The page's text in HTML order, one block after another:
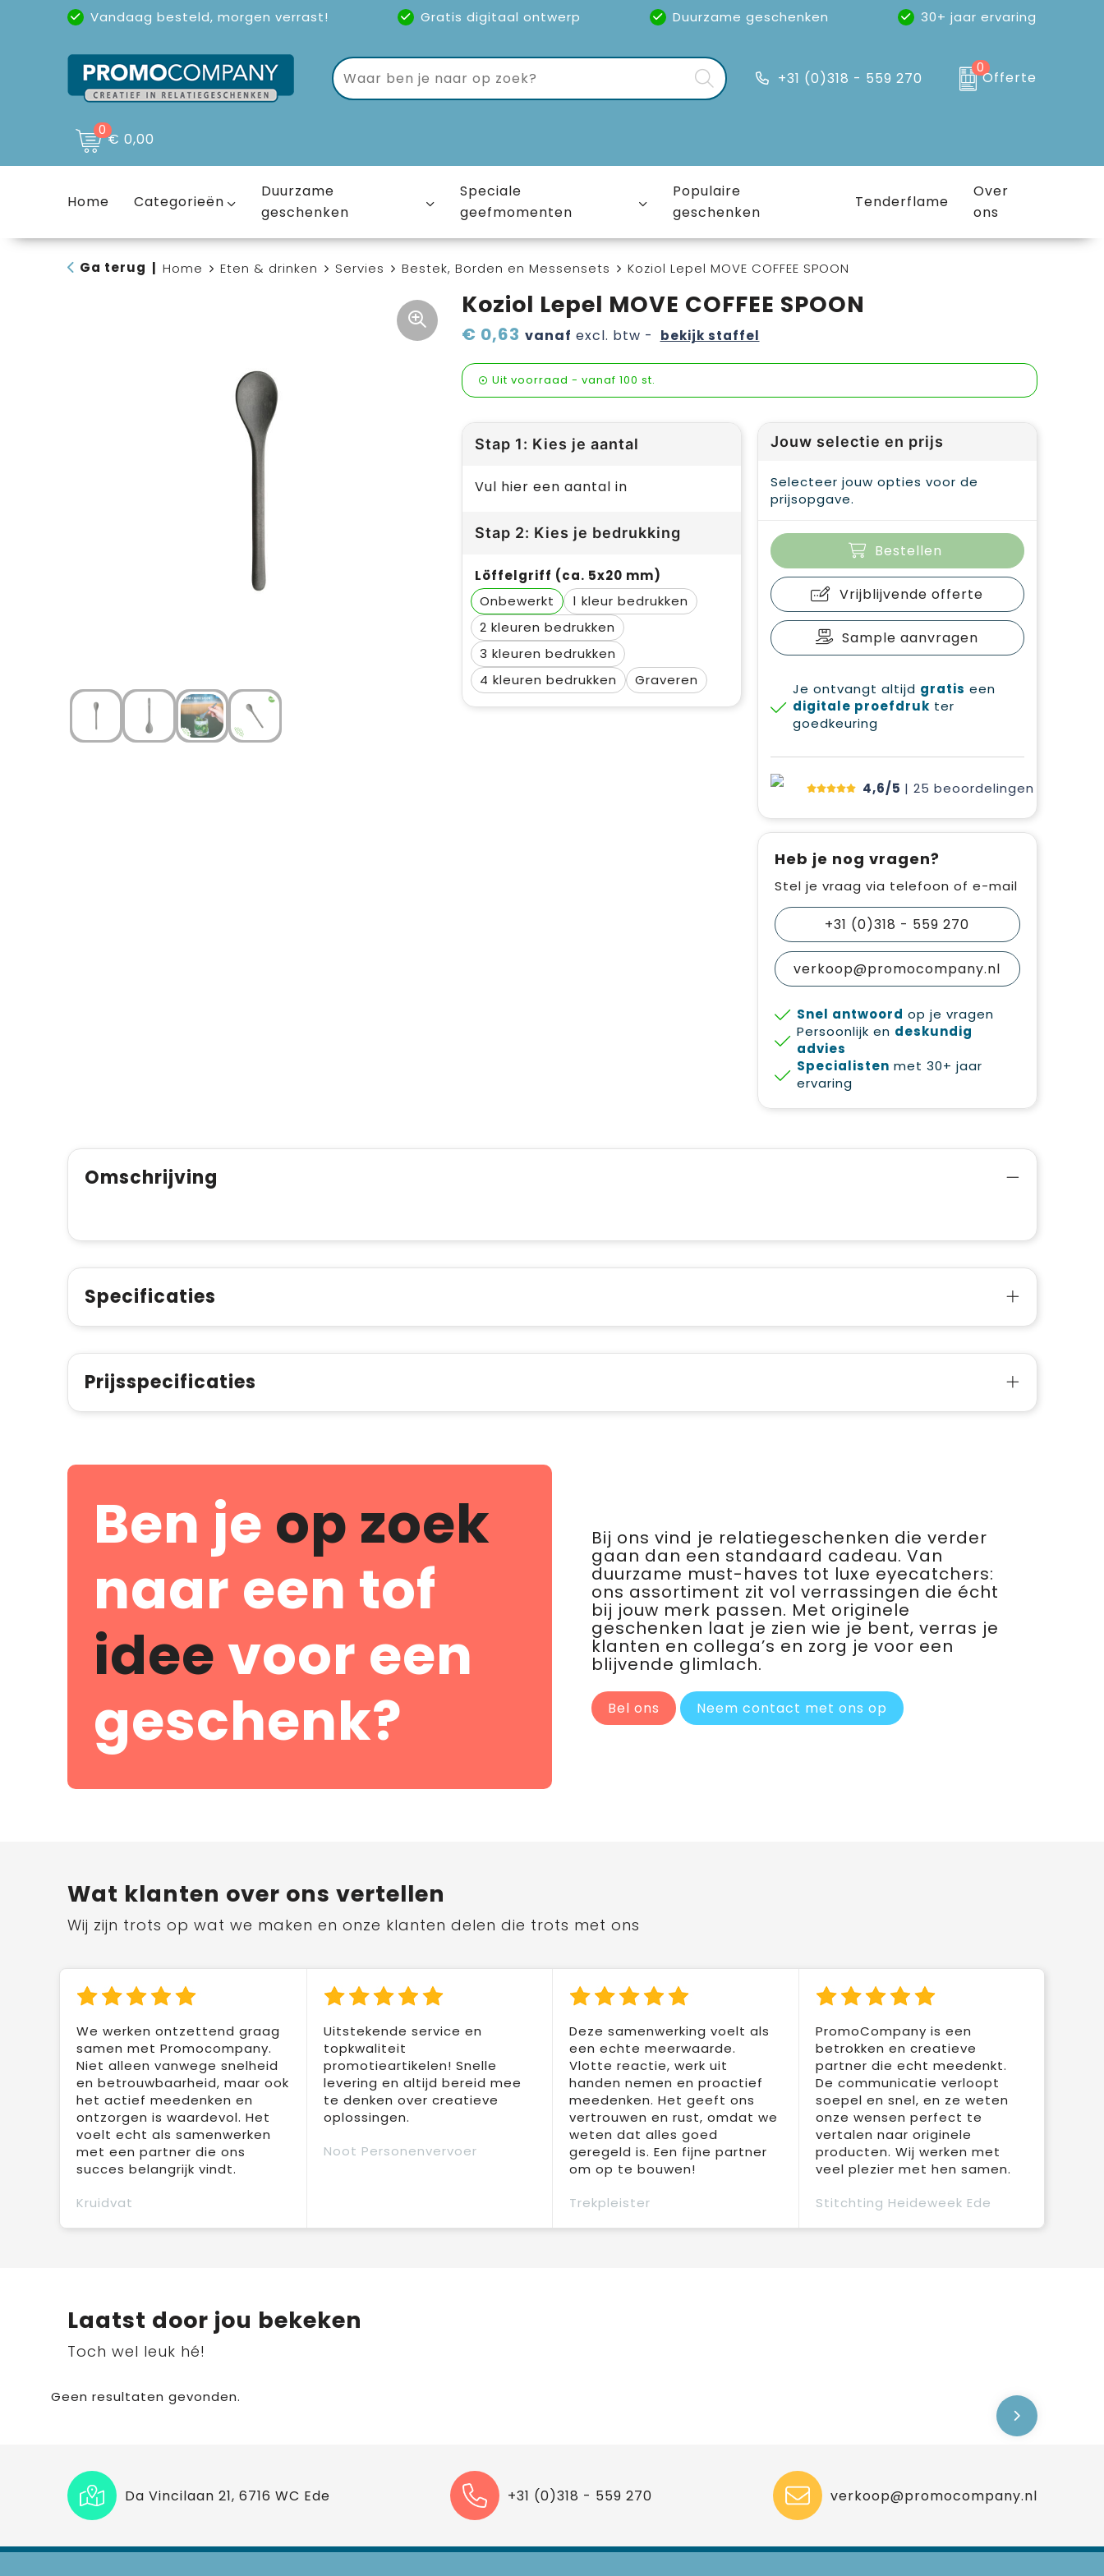
Vandaag besteld, morgen verrast! Gratis digitaal ontwerp Duurzame geschenken
30+ jaar ervaring
Uitstekende reviews(4,6/5)
+31 (0)318 - 559 270
0
Offerte
0€ 0,00
Home Categorieën
Duurzame
geschenken
Speciale
geefmomenten
Populaire
geschenken
Tenderflame
Over
ons
Ga terug Home Eten & drinken Servies Bestek, Borden en Messensets Koziol Lepel MOVE COFFEE SPOON
Koziol Lepel MOVE COFFEE SPOON
€ 0,63 vanaf excl. btw - bekijk staffel
Uit voorraad - vanaf 100 st.
Stap 1: Kies je aantal
Vul hier een aantal in
Stap 2: Kies je bedrukking
Löffelgriff (ca. 5x20 mm)
Onbewerkt
1
2
3
4
Graveren
Jouw selectie en prijs
Selecteer jouw opties voor de
prijsopgave.
Bestellen
Vrijblijvende offerte
Sample aanvragen
Je ontvangt altijd gratis een
digitale proefdruk ter
goedkeuring
4,6/5 | 25 beoordelingen
Heb je nog vragen?
Stel je vraag via telefoon of e-mail
+31 (0)318 - 559 270
verkoop@promocompany.nl
Snel antwoord op je vragen
Persoonlijk en deskundig
advies
Specialisten met 30+ jaar
ervaring
Omschrijving
Specificaties
Prijsspecificaties
Ben je op zoek
naar een tof
ideevoor een
geschenk?
Bij ons vind je relatiegeschenken die verder
gaan dan een standaard cadeau. Van
duurzame must-haves tot luxe eyecatchers:
ons assortiment zit vol verrassingen die écht
bij jouw merk passen. Met originele
geschenken laat je zien wie je bent, verras je
klanten en collega’s en zorg je voor een
blijvende glimlach.
Bel ons Neem contact met ons op
Wat klanten over ons vertellen
Wij zijn trots op wat we maken en onze klanten delen die trots met ons
We werken ontzettend graag
samen met Promocompany.
Niet alleen vanwege snelheid
en betrouwbaarheid, maar ook
het actief meedenken en
ontzorgen is waardevol. Het
voelt echt als samenwerken
met een partner die ons
succes belangrijk vindt.
Kruidvat
Uitstekende service en
topkwaliteit
promotieartikelen! Snelle
levering en altijd bereid mee
te denken over creatieve
oplossingen.
Noot Personenvervoer
Deze samenwerking voelt als
een echte meerwaarde.
Vlotte reactie, werk uit
handen nemen en proactief
meedenken. Het geeft ons
vertrouwen en rust, omdat we
weten dat alles goed
geregeld is. Een fijne partner
om op te bouwen!
Trekpleister
PromoCompany is een
betrokken en creatieve
partner die echt meedenkt.
De communicatie verloopt
soepel en snel, en ze weten
onze wensen perfect te
vertalen naar originele
producten. Wij werken met
veel plezier met hen samen.
Stitchting Heideweek Ede
Laatst door jou bekeken
Toch wel leuk hé!
Geen resultaten gevonden.
Da Vincilaan 21, 6716 WC Ede +31 (0)318 - 559 270 verkoop@promocompany.nl